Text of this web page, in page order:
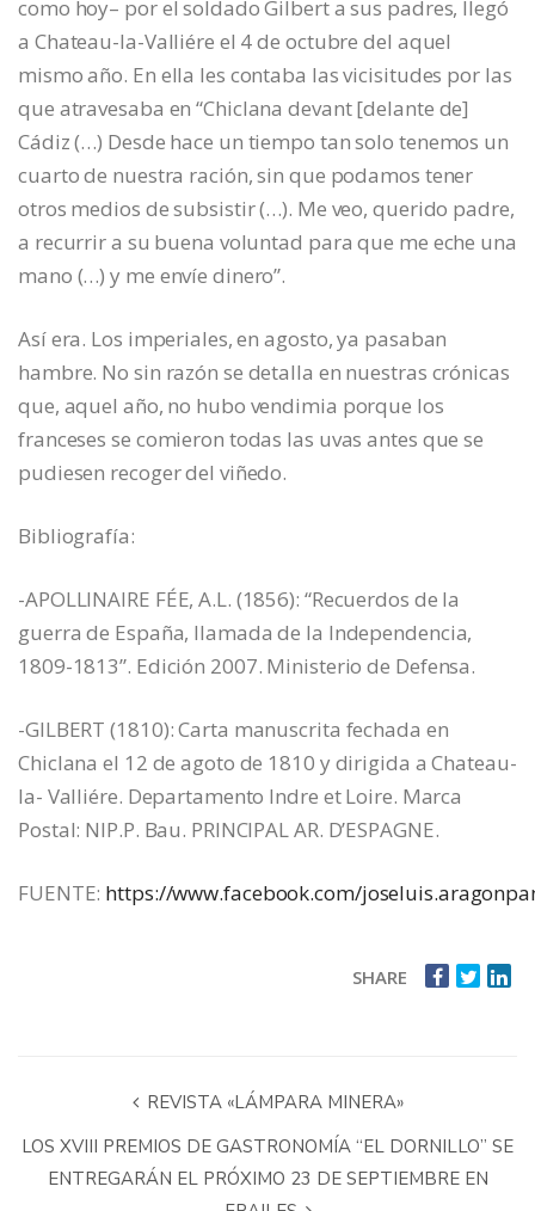
como hoy– por el soldado Gilbert a sus padres, llegó
a Chateau-la-Valliére el 4 de octubre del aquel
mismo año. En ella les contaba las vicisitudes por las
que atravesaba en “Chiclana devant [delante de]
Cádiz (…) Desde hace un tiempo tan solo tenemos un
cuarto de nuestra ración, sin que podamos tener
otros medios de subsistir (…). Me veo, querido padre,
a recurrir a su buena voluntad para que me eche una
mano (…) y me envíe dinero”.
Así era. Los imperiales, en agosto, ya pasaban
hambre. No sin razón se detalla en nuestras crónicas
que, aquel año, no hubo vendimia porque los
franceses se comieron todas las uvas antes que se
pudiesen recoger del viñedo.
Bibliografía:
-APOLLINAIRE FÉE, A.L. (1856): “Recuerdos de la
guerra de España, llamada de la Independencia,
1809-1813”. Edición 2007. Ministerio de Defensa.
-GILBERT (1810): Carta manuscrita fechada en
Chiclana el 12 de agoto de 1810 y dirigida a Chateau-
la- Valliére. Departamento Indre et Loire. Marca
Postal: NIP.P. Bau. PRINCIPAL AR. D’ESPAGNE.
FUENTE: https://www.facebook.com/
SHARE
REVISTA «LÁMPARA MINERA»
LOS XVIII PREMIOS DE GASTRONOMÍA “EL DORNILLO” SE
ENTREGARÁN EL PRÓXIMO 23 DE SEPTIEMBRE EN